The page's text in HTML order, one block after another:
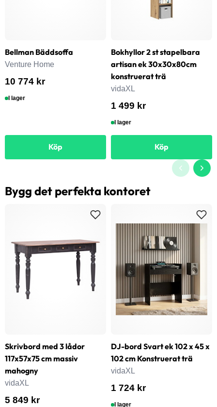
Bellman Bäddsoffa
Venture Home
10 774 kr
I lager
Köp
Bokhyllor 2 st stapelbara
artisan ek 30x30x80cm
konstruerat trä
vidaXL
1 499 kr
I lager
Köp
Bygg det perfekta kontoret
Skrivbord med 3 lådor
117x57x75 cm massiv
mahogny
vidaXL
5 849 kr
DJ-bord Svart ek 102 x 45 x
102 cm Konstruerat trä
vidaXL
1 724 kr
I lager